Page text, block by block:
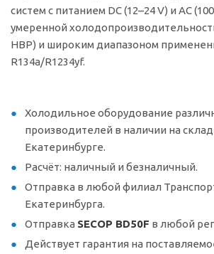
систем с питанием DC (12–24 V) и AC
умеренной
HBP) и широким диапазоном
R134a/R1234yf.
Холодильное оборудование
производителей в наличии на
Екатеринбурге.
Расчёт: наличный и безналичный.
Отправка в любой филиал
Екатеринбурга.
Отправка SECOP BD50F в любой
Действует гарантия на